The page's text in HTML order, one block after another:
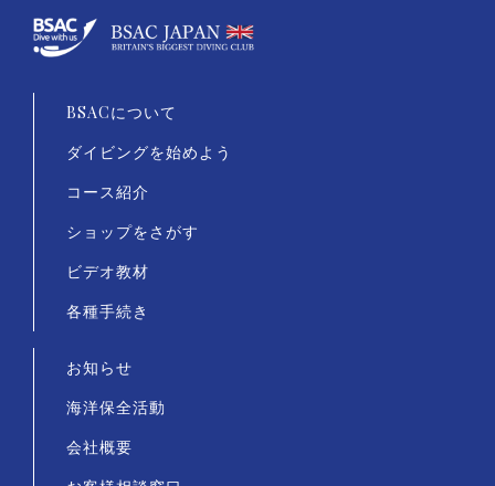
BSACについて
ダイビングを始めよう
コース紹介
ショップをさがす
ビデオ教材
各種手続き
お知らせ
海洋保全活動
会社概要